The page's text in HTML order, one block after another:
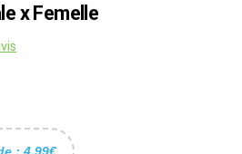
x Femelle